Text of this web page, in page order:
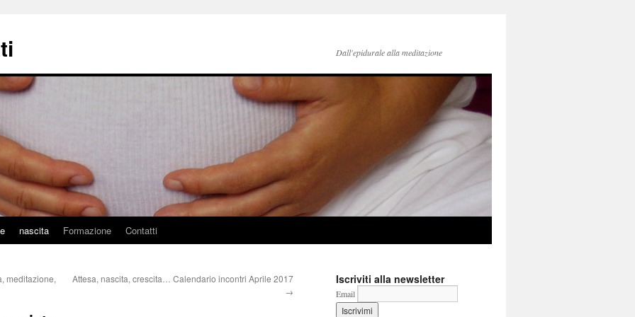
Dall'epidurale alla meditazione
nascita Formazione Contatti
meditazione,
Attesa, nascita, crescita… Calendario incontri Aprile 2017
→
Iscriviti alla newsletter
Email